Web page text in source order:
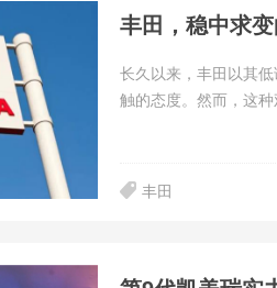
丰田，稳中求
长久以来，丰田以其
触的态度。然而，这
丰田